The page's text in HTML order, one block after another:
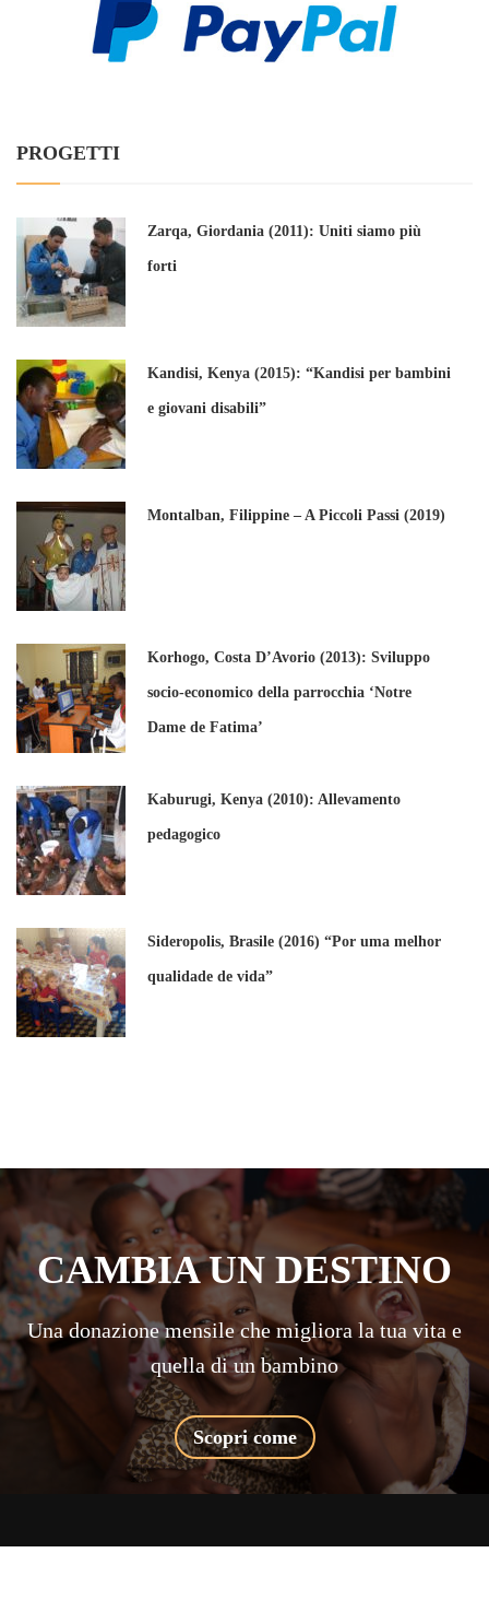
PROGETTI
Zarqa, Giordania (2011): Uniti siamo più
forti
Kandisi, Kenya (2015): “Kandisi per bambini
e giovani disabili”
Montalban, Filippine – A Piccoli Passi (2019)
Korhogo, Costa D’Avorio (2013): Sviluppo
socio-economico della parrocchia ‘Notre
Dame de Fatima’
Kaburugi, Kenya (2010): Allevamento
pedagogico
Sideropolis, Brasile (2016) “Por uma melhor
qualidade de vida”
CAMBIA UN DESTINO
Una donazione mensile che migliora la tua vita e
quella di un bambino
Scopri come